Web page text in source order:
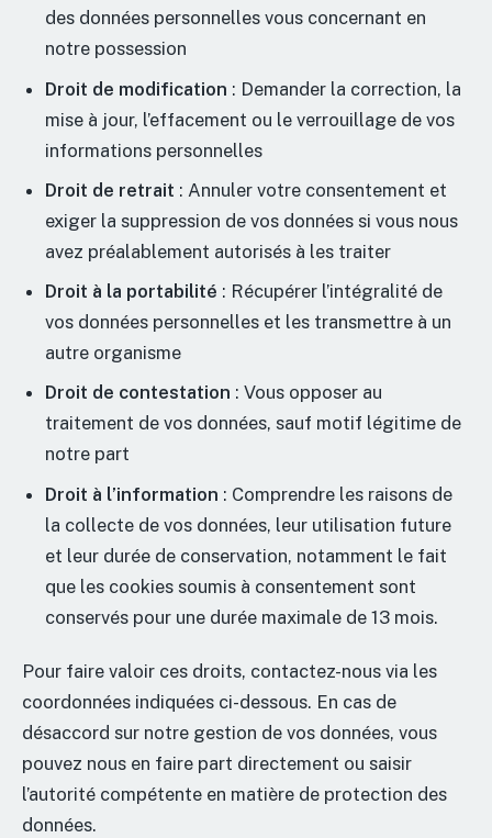
des données personnelles vous concernant en
notre possession
Droit de modification : Demander la correction, la
mise à jour, l’effacement ou le verrouillage de vos
informations personnelles
Droit de retrait : Annuler votre consentement et
exiger la suppression de vos données si vous nous
avez préalablement autorisés à les traiter
Droit à la portabilité : Récupérer l’intégralité de
vos données personnelles et les transmettre à un
autre organisme
Droit de contestation : Vous opposer au
traitement de vos données, sauf motif légitime de
notre part
Droit à l’information : Comprendre les raisons de
la collecte de vos données, leur utilisation future
et leur durée de conservation, notamment le fait
que les cookies soumis à consentement sont
conservés pour une durée maximale de 13 mois.
Pour faire valoir ces droits, contactez-nous via les
coordonnées indiquées ci-dessous. En cas de
désaccord sur notre gestion de vos données, vous
pouvez nous en faire part directement ou saisir
l’autorité compétente en matière de protection des
données.